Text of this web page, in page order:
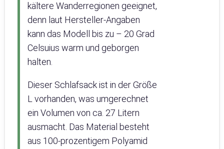
kältere Wanderregionen geeignet,
denn laut Hersteller-Angaben
kann das Modell bis zu – 20 Grad
Celsuius warm und geborgen
halten.
Dieser Schlafsack ist in der Größe
L vorhanden, was umgerechnet
ein Volumen von ca. 27 Litern
ausmacht. Das Material besteht
aus 100-prozentigem Polyamid